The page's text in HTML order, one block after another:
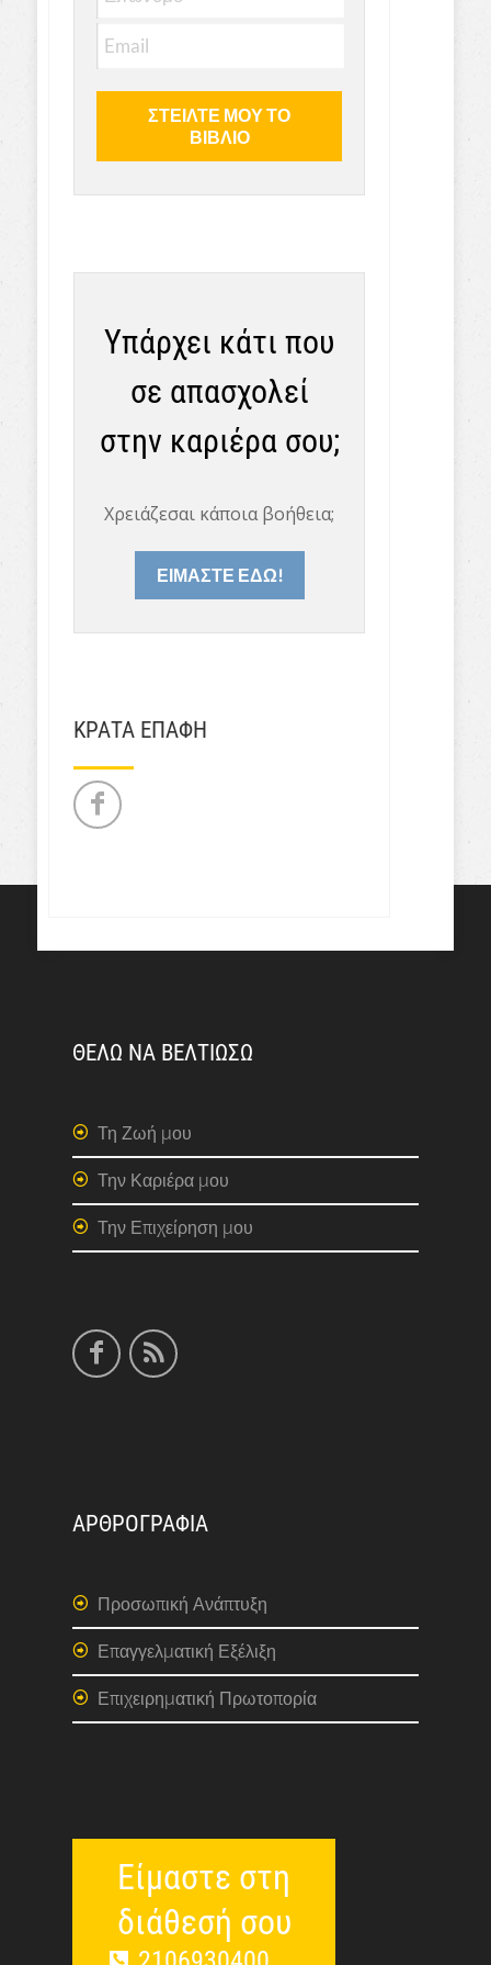
Υπάρχει κάτι που
σε απασχολεί
στην καριέρα σου;
Χρειάζεσαι κάποια βοήθεια;
ΕΙΜΑΣΤΕ ΕΔΩ!
ΚΡΑΤΑ ΕΠΑΦΗ
ΘΕΛΩ ΝΑ ΒΕΛΤΙΩΣΩ
Τη Ζωή μου
Την Καριέρα μου
Την Επιχείρηση μου
ΑΡΘΡΟΓΡΑΦΙΑ
Προσωπική Ανάπτυξη
Επαγγελματική Εξέλιξη
Επιχειρηματική Πρωτοπορία
Είμαστε στη
διάθεσή σου